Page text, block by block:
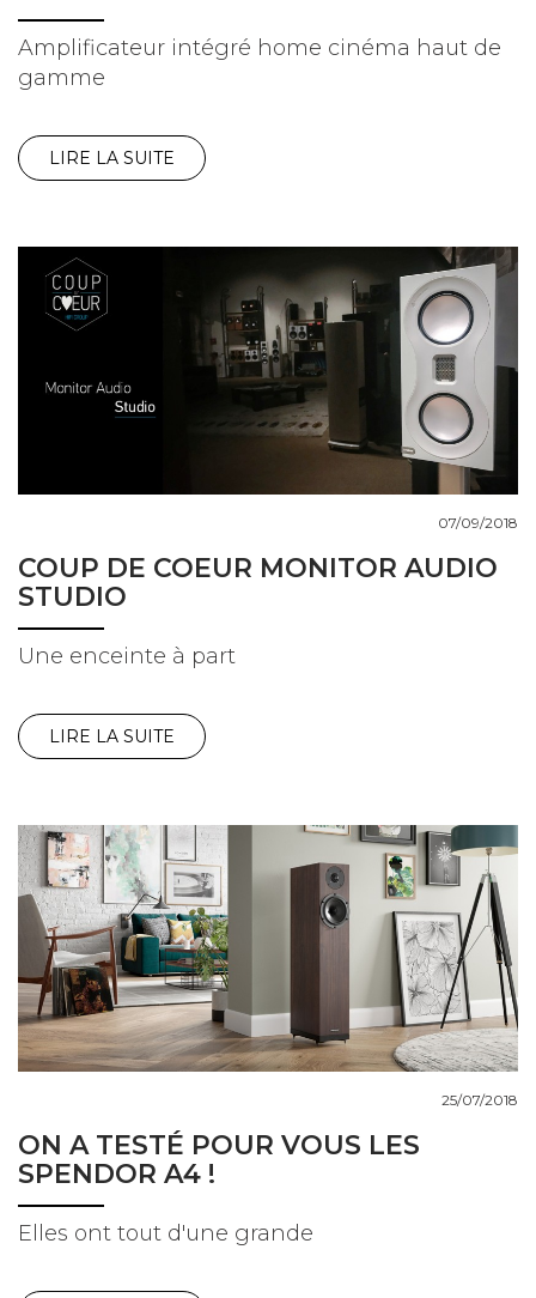
Amplificateur intégré home cinéma haut de
gamme
LIRE LA SUITE
COUP DE COEUR MONITOR AUDIO
STUDIO
07/09/2018
Une enceinte à part
LIRE LA SUITE
ON A TESTÉ POUR VOUS LES
SPENDOR A4 !
25/07/2018
Elles ont tout d'une grande